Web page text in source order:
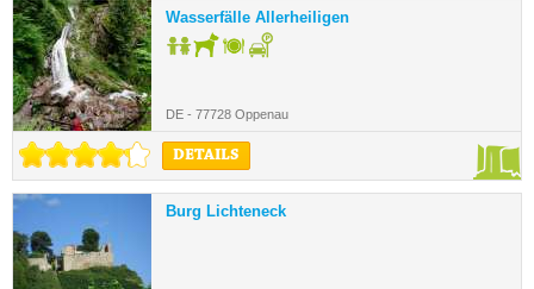
Wasserfälle Allerheiligen
DE - 77728 Oppenau
DETAILS
Burg Lichteneck